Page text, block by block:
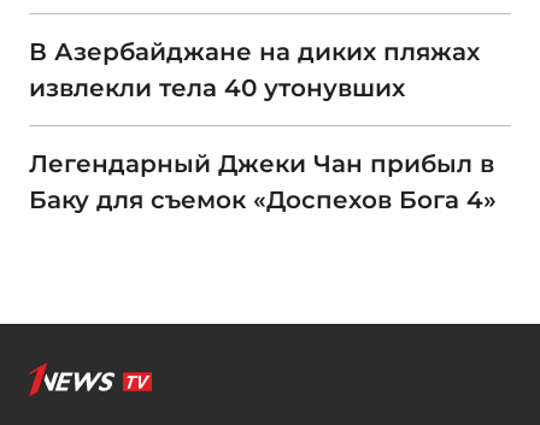
В Азербайджане на диких пляжах
извлекли тела 40 утонувших
Легендарный Джеки Чан прибыл в
Баку для съемок «Доспехов Бога 4»